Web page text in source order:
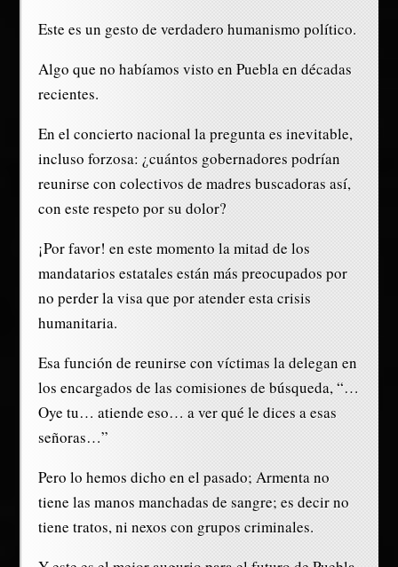
Este es un gesto de verdadero humanismo político.
Algo que no habíamos visto en Puebla en décadas
recientes.
En el concierto nacional la pregunta es inevitable,
incluso forzosa: ¿cuántos gobernadores podrían
reunirse con colectivos de madres buscadoras así,
con este respeto por su dolor?
¡Por favor! en este momento la mitad de los
mandatarios estatales están más preocupados por
no perder la visa que por atender esta crisis
humanitaria.
Esa función de reunirse con víctimas la delegan en
los encargados de las comisiones de búsqueda, “…
Oye tu… atiende eso… a ver qué le dices a esas
señoras…”
Pero lo hemos dicho en el pasado; Armenta no
tiene las manos manchadas de sangre; es decir no
tiene tratos, ni nexos con grupos criminales.